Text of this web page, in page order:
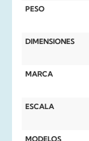
PESO
DIMENSIONES
MARCA
ESCALA
MODELOS